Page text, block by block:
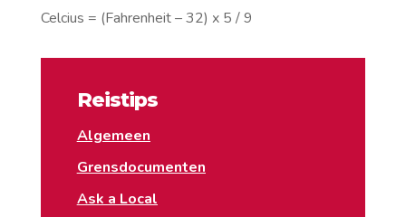
Celcius = (Fahrenheit – 32) x 5 / 9
Reistips
Algemeen
Grensdocumenten
Ask a Local